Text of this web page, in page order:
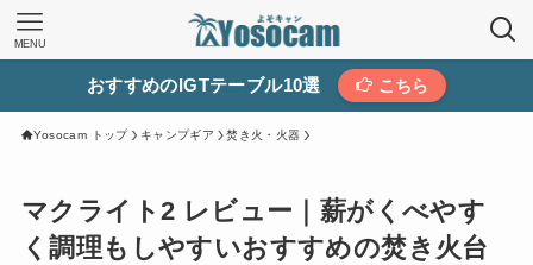
MENU
おすすめのIGTテーブル10選 こちら
Yosocam トップ キャンプギア 焚き火・火器
マクライト2 レビュー｜薪がくべやす
く調理もしやすいおすすめの焚き火台